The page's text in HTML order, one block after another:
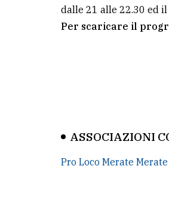
dalle 21 alle 22.30 ed
Per scaricare il
ASSOCIAZIONI
Pro Loco Merate Merate